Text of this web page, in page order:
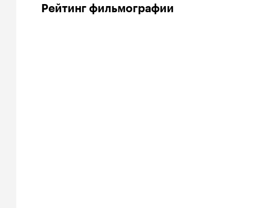
Рейтинг фильмографии